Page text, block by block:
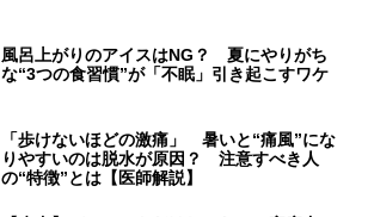
風呂上がりのアイスはNG？ 夏にやりがち
な“3つの食習慣”が「不眠」引き起こすワケ
「歩けないほどの激痛」 暑いと“痛風”にな
りやすいのは脱水が原因？ 注意すべき人
の“特徴”とは【医師解説】